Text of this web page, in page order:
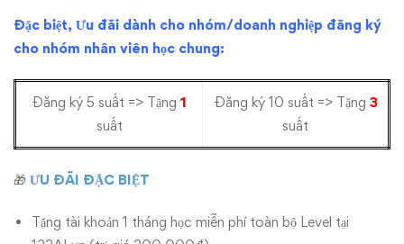
Đặc biệt, Ưu đãi dành cho nhóm/doanh nghiệp đăng ký
cho nhóm nhân viên học chung:
Đăng ký 5 suất => Tặng1
suất
Đăng ký 10 suất => Tặng 3
suất
🎁 ƯU ĐÃI ĐẶC BIỆT
Tặng tài khoản 1 tháng học miễn phí toàn bộ Level tại